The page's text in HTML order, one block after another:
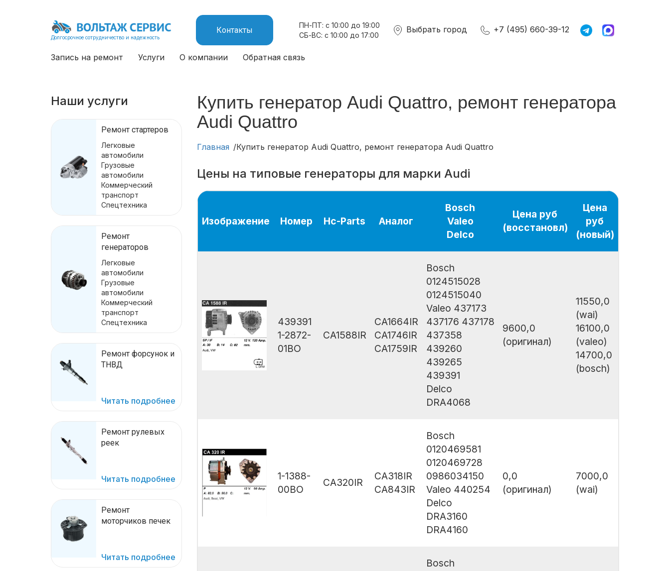
Долгосрочное сотрудничество и надежность
Запись на ремонт Услуги О компании Обратная связь
Контакты
ПН-ПТ: с 10:00 до 19:00
СБ-ВС: с 10:00 до 17:00
Выбрать город +7 (495) 660-39-12
Наши услуги
Ремонт стартеров
Легковые
автомобили
Грузовые
автомобили
Коммерческий
транспорт
Спецтехника
Ремонт
генераторов
Легковые
автомобили
Грузовые
автомобили
Коммерческий
транспорт
Спецтехника
Ремонт форсунок и
ТНВД
Читать подробнее
Ремонт рулевых
реек
Читать подробнее
Ремонт
моторчиков печек
Читать подробнее
Купить генератор Audi Quattro, ремонт генератора
Audi Quattro
Главная Купить генератор Audi Quattro, ремонт генератора Audi Quattro
Цены на типовые генераторы для марки Audi
Изображение Номер Hc-Parts Аналог
Bosch
Valeo
Delco
Цена руб
(восстановл)
Цена
руб
(новый)
439391
1-2872-
01BO
CA1588IR
CA1664IR
CA1746IR
CA1759IR
Bosch
0124515028
0124515040
Valeo 437173
437176 437178
437358
439260
439265
439391
Delco
DRA4068
9600,0
(оригинал)
11550,0
(wai)
16100,0
(valeo)
14700,0
(bosch)
1-1388-
00BO
CA320IR
CA318IR
CA843IR
Bosch
0120469581
0120469728
0986034150
Valeo 440254
Delco
DRA3160
DRA4160
0,0
(оригинал)
7000,0
(wai)
Bosch